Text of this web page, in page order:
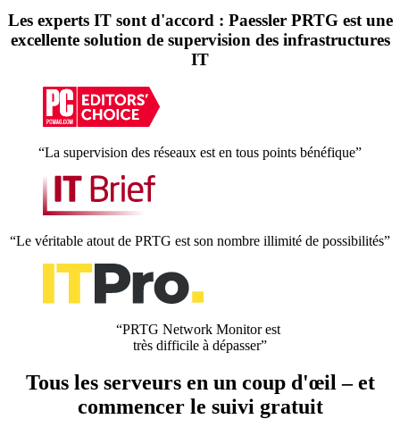
Les experts IT sont d'accord : Paessler PRTG est une
excellente solution de supervision des infrastructures
IT
“La supervision des réseaux est en tous points bénéfique”
“Le véritable atout de PRTG est son nombre illimité de possibilités”
“PRTG Network Monitor est
très difficile à dépasser”
Tous les serveurs en un coup d'œil – et
commencer le suivi gratuit